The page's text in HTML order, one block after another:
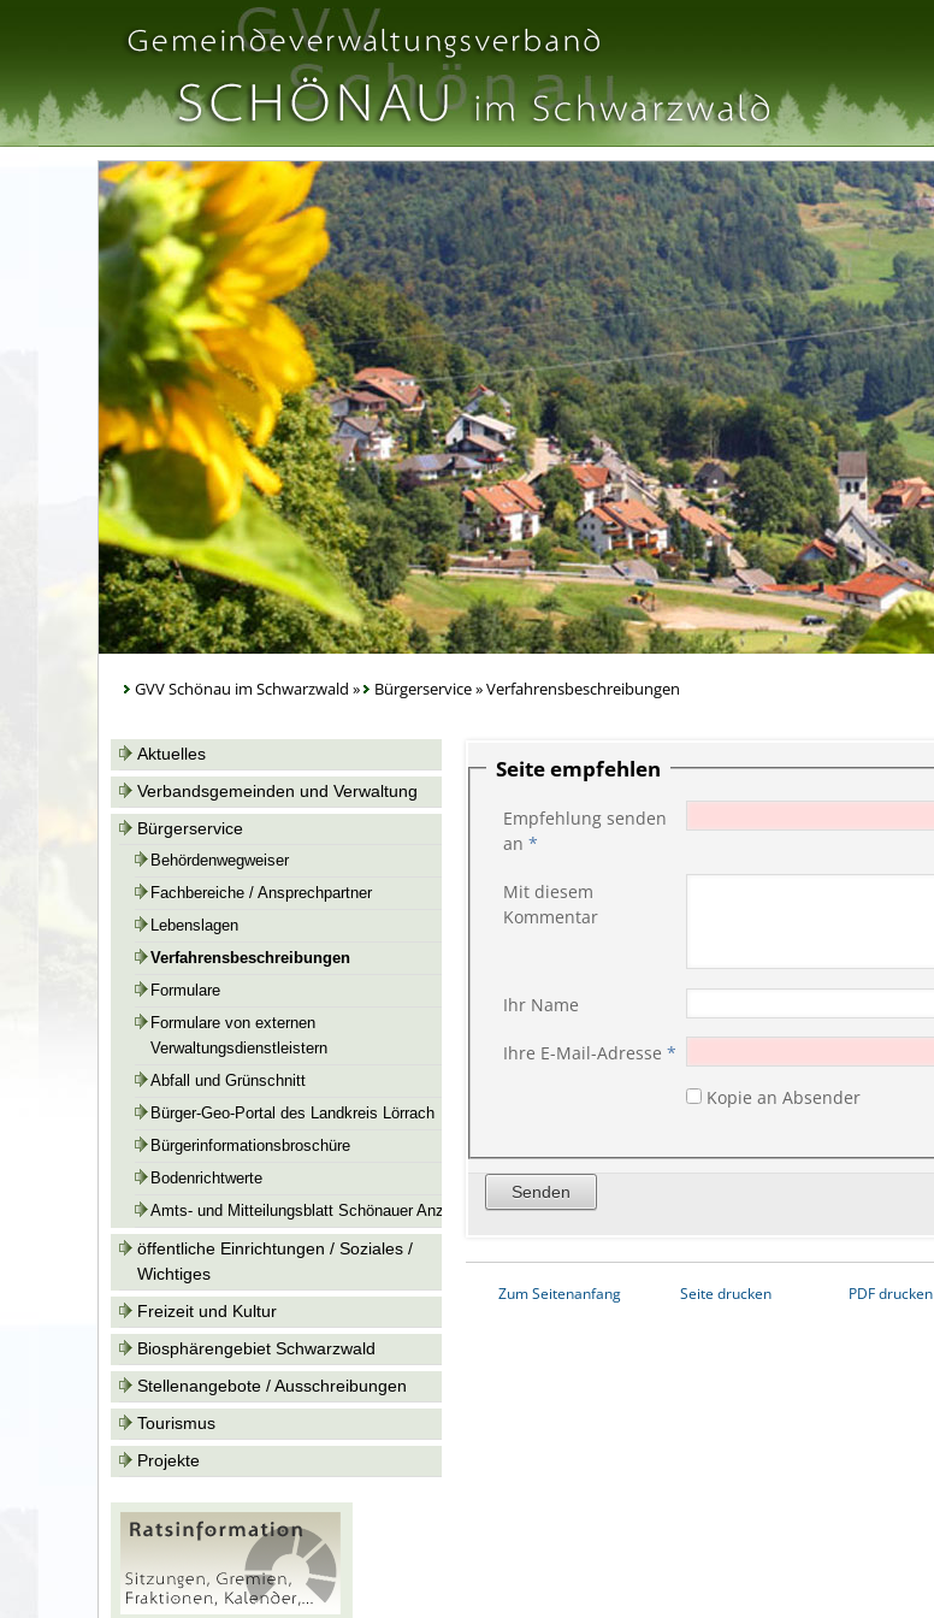
GVV Schönau im Schwarzwald » Bürgerservice»Verfahrensbeschreibungen
Aktuelles
Verbandsgemeinden und Verwaltung
Bürgerservice
Behördenwegweiser
Fachbereiche / Ansprechpartner
Lebenslagen
Verfahrensbeschreibungen
Formulare
Formulare von externen
Verwaltungsdienstleistern
Abfall und Grünschnitt
Bürger-Geo-Portal des Landkreis Lörrach
Bürgerinformationsbroschüre
Bodenrichtwerte
Amts- und Mitteilungsblatt Schönauer Anzeiger
öffentliche Einrichtungen / Soziales /
Wichtiges
Freizeit und Kultur
Biosphärengebiet Schwarzwald
Stellenangebote / Ausschreibungen
Tourismus
Projekte
Seite empfehlen
Empfehlung senden
an *
Mit diesem
Kommentar
Ihr Name
Ihre E-Mail-Adresse *
Kopie an Absender
Zum Seitenanfang Seite drucken PDF drucken